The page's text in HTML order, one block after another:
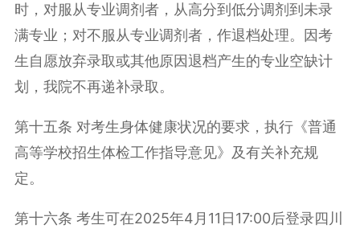
时，对服从专业调剂者，从高分到低分调剂到未录
满专业；对不服从专业调剂者，作退档处理。因考
生自愿放弃录取或其他原因退档产生的专业空缺计
划，我院不再递补录取。
第十五条 对考生身体健康状况的要求，执行《普通
高等学校招生体检工作指导意见》及有关补充规
定。
第十六条 考生可在2025年4月11日17:00后登录四川